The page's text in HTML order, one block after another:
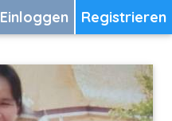
Registrieren
Einloggen